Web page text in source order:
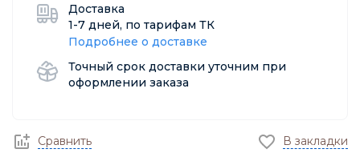
Доставка
1-7 дней, по тарифам ТК
Подробнее о доставке
Точный срок доставки уточним при
оформлении заказа
Сравнить В закладки